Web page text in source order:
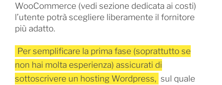
WooCommerce (vedi sezione dedicata ai costi)
l’utente potrà scegliere liberamente il fornitore
più adatto.
Per semplificare la prima fase (soprattutto se
non hai molta esperienza) assicurati di
sottoscrivere un hosting Wordpress, sul quale